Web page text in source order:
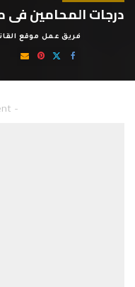
درجات المحامين فى
Posted
by
فريق عمل موقع
– Advertisement –